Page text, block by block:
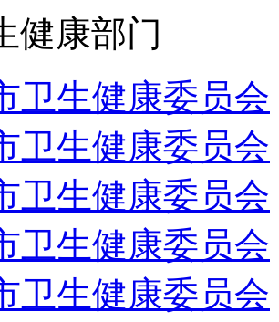
健康部门
卫生健康委员会
卫生健康委员会
卫生健康委员会
卫生健康委员会
卫生健康委员会